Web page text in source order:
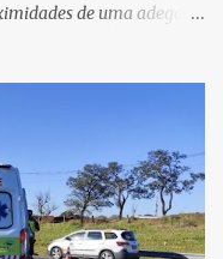
de uma adega. O
ainda no local. Outras
Até o momento, não
o estado de saúde dos
Gertrudes atenderam a